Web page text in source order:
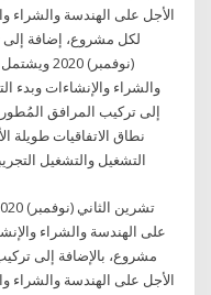
الأجل على الهندسة والشراء
(نوفمبر)
والشراء والإنشاءات وبدء
نطاق الاتفاقيات طويلة
على الهندسة والشراء
مشروع، بالإضافة إلى
الأجل على الهندسة والشراء